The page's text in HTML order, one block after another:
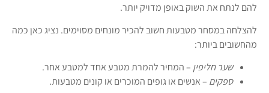
להם לנתח את השוק באופן מדויק יותר.
להצלחה במסחר מטבעות חשוב להכיר מונחים מסוימים. נציג כאן כמה
מהחשובים ביותר:
שער חליפין – המחיר להמרת מטבע אחד למטבע אחר.
ספקים – אנשים או גופים המוכרים או קונים מטבעות.